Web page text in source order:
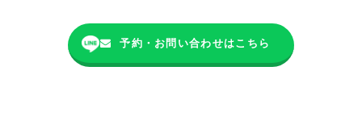
予約・お問い合わせはこちら